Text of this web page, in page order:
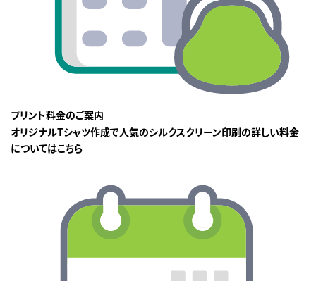
プリント料金のご案内
オリジナルTシャツ作成で人気のシルクスクリーン印刷の詳しい料金
についてはこちら